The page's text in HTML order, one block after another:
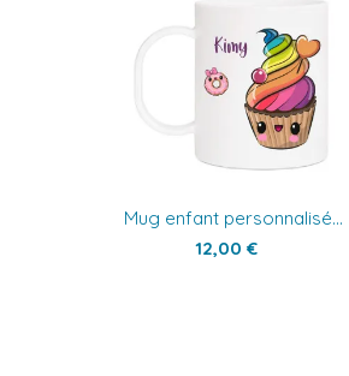
Mug enfant personnalisé...
12,00 €